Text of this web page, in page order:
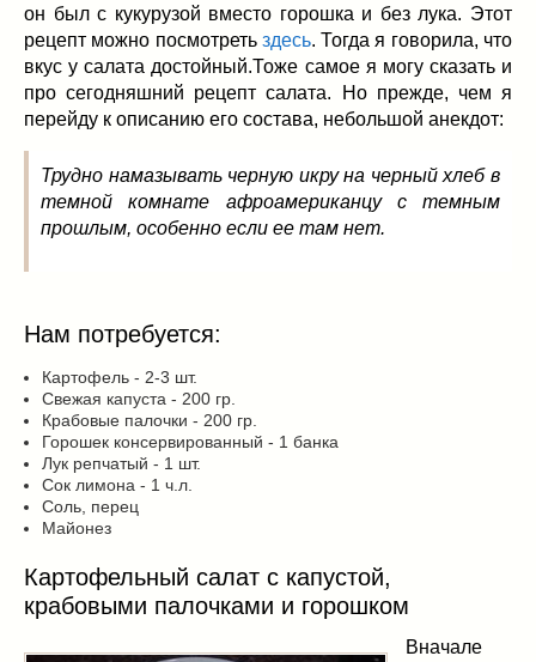
Грибы (5)
Напитки(3)
Овощные заготовки(11)
Сладкие заготовки
конкурсы(7)
продуктах(2)
разном(9)
8 марта(1)
мужские даты
(1)
Новогоднее меню (9)
Пасха(7)
он был с кукурузой вместо горошка и без лука. Этот
рецепт можно посмотреть здесь. Тогда я говорила, что
вкус у салата достойный.Тоже самое я могу сказать и
про сегодняшний рецепт салата. Но прежде, чем я
перейду к описанию его состава, небольшой анекдот:
Трудно намазывать черную икру на черный хлеб в
темной комнате афроамериканцу с темным
прошлым, особенно если ее там нет.
Нам потребуется:
Картофель - 2-3 шт.
Свежая капуста - 200 гр.
Крабовые палочки - 200 гр.
Горошек консервированный - 1 банка
Лук репчатый - 1 шт.
Сок лимона - 1 ч.л.
Соль, перец
Майонез
Картофельный салат с капустой,
крабовыми палочками и горошком
Вначале